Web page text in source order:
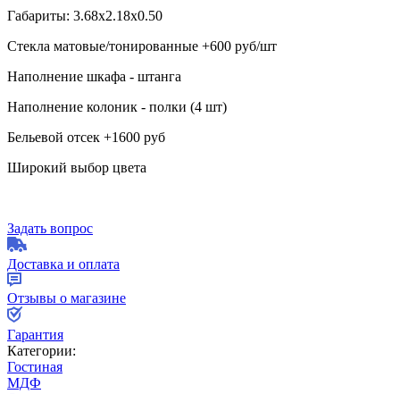
Габариты: 3.68х2.18х0.50
Стекла матовые/тонированные +600 руб/шт
Наполнение шкафа - штанга
Наполнение колоник - полки (4 шт)
Бельевой отсек +1600 руб
Широкий выбор цвета
Задать вопрос
Доставка и оплата
Отзывы о магазине
Гарантия
Категории:
Гостиная
МДФ